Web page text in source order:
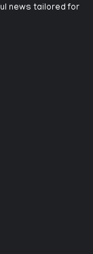
news tailored for